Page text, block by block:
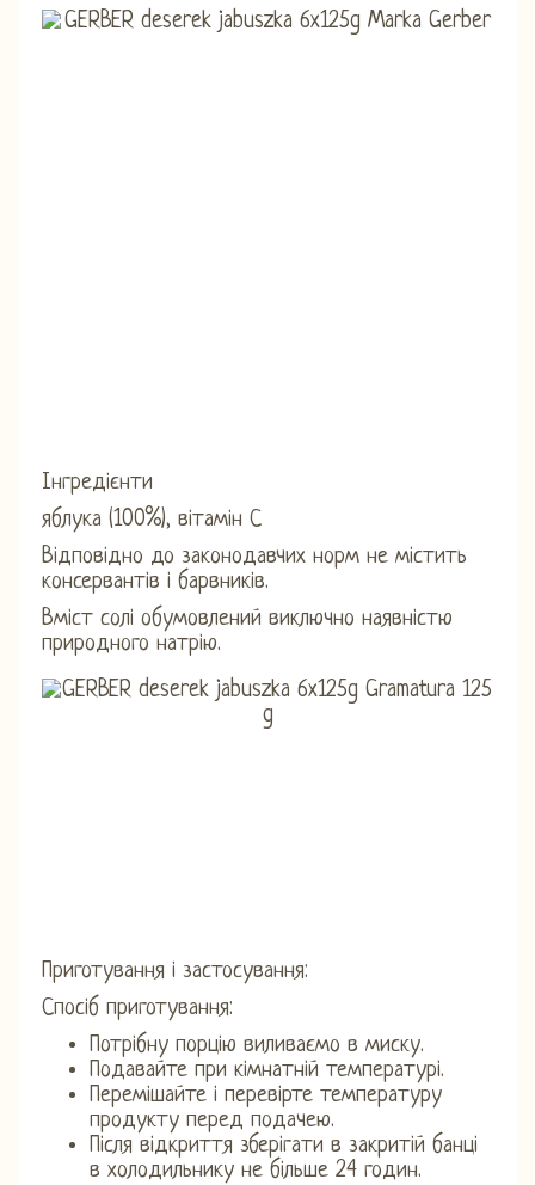
Інгредієнти
яблука (100%), вітамін С
Відповідно до законодавчих норм не містить
консервантів і барвників.
Вміст солі обумовлений виключно наявністю
природного натрію.
Приготування і застосування:
Спосіб приготування:
Потрібну порцію виливаємо в миску.
Подавайте при кімнатній температурі.
Перемішайте і перевірте температуру
продукту перед подачею.
Після відкриття зберігати в закритій банці
в холодильнику не більше 24 годин.